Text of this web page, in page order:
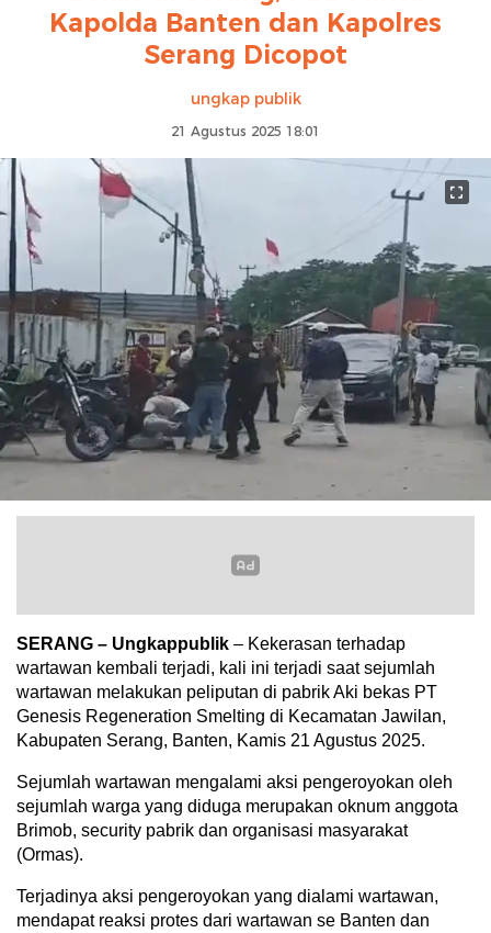
Kapolda Banten dan Kapolres
Serang Dicopot
ungkap publik
21 Agustus 2025 18:01
SERANG – Ungkappublik – Kekerasan terhadap
wartawan kembali terjadi, kali ini terjadi saat sejumlah
wartawan melakukan peliputan di pabrik Aki bekas PT
Genesis Regeneration Smelting di Kecamatan Jawilan,
Kabupaten Serang, Banten, Kamis 21 Agustus 2025.
Sejumlah wartawan mengalami aksi pengeroyokan oleh
sejumlah warga yang diduga merupakan oknum anggota
Brimob, security pabrik dan organisasi masyarakat
(Ormas).
Terjadinya aksi pengeroyokan yang dialami wartawan,
mendapat reaksi protes dari wartawan se Banten dan